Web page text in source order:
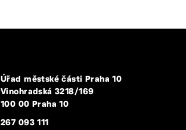
Úřad městské části Praha 10
Vinohradská 3218/169
100 00 Praha 10
267 093 111